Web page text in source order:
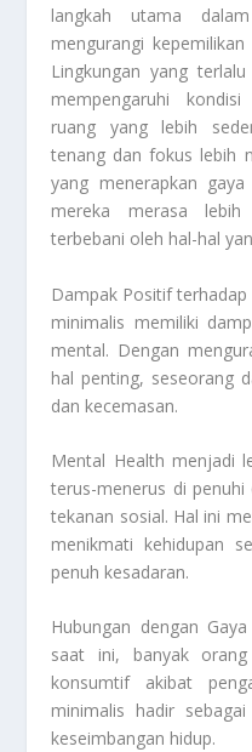
langkah utama
mengurangi
Lingkungan yang
mempengaruhi
ruang yang lebih
tenang dan fokus lebih
yang menerapkan
mereka merasa
terbebani oleh hal-hal
Dampak Positif
minimalis memiliki
mental. Dengan
hal penting, seseorang
dan kecemasan.
Mental Health menjadi
terus-menerus di
tekanan sosial. Hal ini
menikmati kehidupan
penuh kesadaran.
Hubungan dengan
saat ini, banyak
konsumtif akibat
minimalis hadir
keseimbangan hidup.